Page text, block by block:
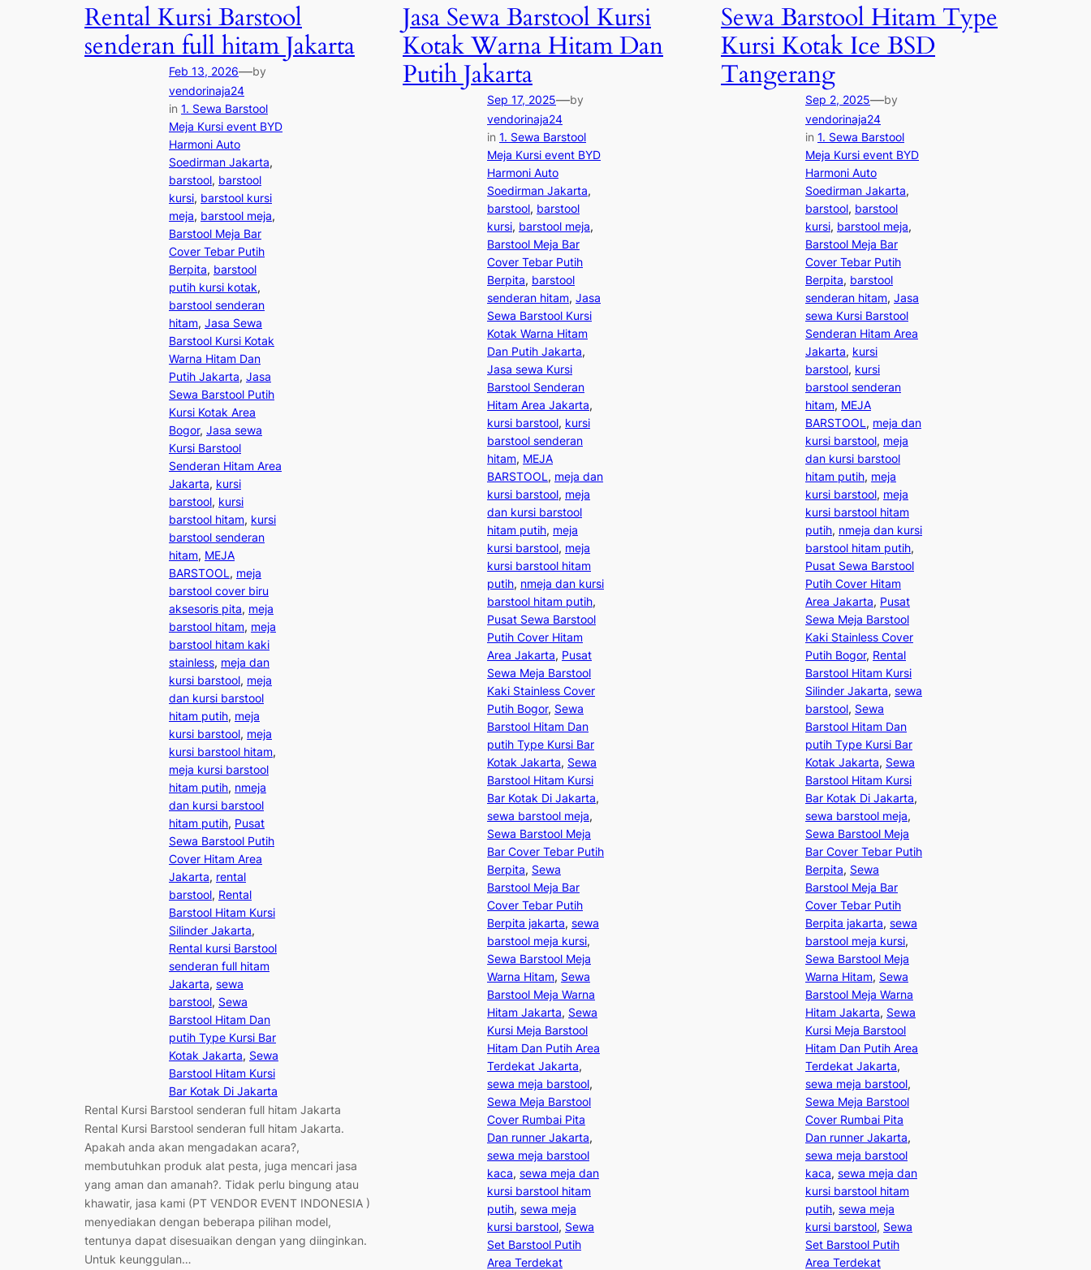
Rental Kursi Barstool
senderan full hitam Jakarta
Feb 13, 2026—by
vendorinaja24
in 1. Sewa Barstool
Meja Kursi event BYD
Harmoni Auto
Soedirman Jakarta
barstool, barstool
kursi, barstool kursi
meja, barstool meja
Barstool Meja Bar
Cover Tebar Putih
Berpita, barstool
putih kursi kotak
barstool senderan
hitam, Jasa Sewa
Barstool Kursi Kotak
Warna Hitam Dan
Putih Jakarta, Jasa
Sewa Barstool Putih
Kursi Kotak Area
Bogor, Jasa sewa
Kursi Barstool
Senderan Hitam Area
Jakarta, kursi
barstool, kursi
barstool hitam, kursi
barstool senderan
hitam, MEJA
BARSTOOL, meja
barstool cover biru
aksesoris pita, meja
barstool hitam, meja
barstool hitam kaki
stainless, meja dan
kursi barstool, meja
dan kursi barstool
hitam putih, meja
kursi barstool, meja
kursi barstool hitam
meja kursi barstool
hitam putih, nmeja
dan kursi barstool
hitam putih, Pusat
Sewa Barstool Putih
Cover Hitam Area
Jakarta, rental
barstool, Rental
Barstool Hitam Kursi
Silinder Jakarta
Rental kursi Barstool
senderan full hitam
Jakarta, sewa
barstool, Sewa
Barstool Hitam Dan
putih Type Kursi Bar
Kotak Jakarta, Sewa
Barstool Hitam Kursi
Bar Kotak Di Jakarta
Rental Kursi Barstool senderan full hitam Jakarta
Rental Kursi Barstool senderan full hitam Jakarta.
Apakah anda akan mengadakan acara?,
membutuhkan produk alat pesta, juga mencari jasa
yang aman dan amanah?. Tidak perlu bingung atau
khawatir, jasa kami (PT VENDOR EVENT INDONESIA )
menyediakan dengan beberapa pilihan model,
tentunya dapat disesuaikan dengan yang diinginkan.
Untuk keunggulan…
Jasa Sewa Barstool Kursi
Kotak Warna Hitam Dan
Putih Jakarta
Sep 17, 2025—by
vendorinaja24
in 1. Sewa Barstool
Meja Kursi event BYD
Harmoni Auto
Soedirman Jakarta
barstool, barstool
kursi, barstool meja
Barstool Meja Bar
Cover Tebar Putih
Berpita, barstool
senderan hitam, Jasa
Sewa Barstool Kursi
Kotak Warna Hitam
Dan Putih Jakarta
Jasa sewa Kursi
Barstool Senderan
Hitam Area Jakarta
kursi barstool, kursi
barstool senderan
hitam, MEJA
BARSTOOL, meja dan
kursi barstool, meja
dan kursi barstool
hitam putih, meja
kursi barstool, meja
kursi barstool hitam
putih, nmeja dan kursi
barstool hitam putih
Pusat Sewa Barstool
Putih Cover Hitam
Area Jakarta, Pusat
Sewa Meja Barstool
Kaki Stainless Cover
Putih Bogor, Sewa
Barstool Hitam Dan
putih Type Kursi Bar
Kotak Jakarta, Sewa
Barstool Hitam Kursi
Bar Kotak Di Jakarta
sewa barstool meja
Sewa Barstool Meja
Bar Cover Tebar Putih
Berpita, Sewa
Barstool Meja Bar
Cover Tebar Putih
Berpita jakarta, sewa
barstool meja kursi
Sewa Barstool Meja
Warna Hitam, Sewa
Barstool Meja Warna
Hitam Jakarta, Sewa
Kursi Meja Barstool
Hitam Dan Putih Area
Terdekat Jakarta
sewa meja barstool
Sewa Meja Barstool
Cover Rumbai Pita
Dan runner Jakarta
sewa meja barstool
kaca, sewa meja dan
kursi barstool hitam
putih, sewa meja
kursi barstool, Sewa
Set Barstool Putih
Area Terdekat
Sewa Barstool Hitam Type
Kursi Kotak Ice BSD
Tangerang
Sep 2, 2025—by
vendorinaja24
in 1. Sewa Barstool
Meja Kursi event BYD
Harmoni Auto
Soedirman Jakarta
barstool, barstool
kursi, barstool meja
Barstool Meja Bar
Cover Tebar Putih
Berpita, barstool
senderan hitam, Jasa
sewa Kursi Barstool
Senderan Hitam Area
Jakarta, kursi
barstool, kursi
barstool senderan
hitam, MEJA
BARSTOOL, meja dan
kursi barstool, meja
dan kursi barstool
hitam putih, meja
kursi barstool, meja
kursi barstool hitam
putih, nmeja dan kursi
barstool hitam putih
Pusat Sewa Barstool
Putih Cover Hitam
Area Jakarta, Pusat
Sewa Meja Barstool
Kaki Stainless Cover
Putih Bogor, Rental
Barstool Hitam Kursi
Silinder Jakarta, sewa
barstool, Sewa
Barstool Hitam Dan
putih Type Kursi Bar
Kotak Jakarta, Sewa
Barstool Hitam Kursi
Bar Kotak Di Jakarta
sewa barstool meja
Sewa Barstool Meja
Bar Cover Tebar Putih
Berpita, Sewa
Barstool Meja Bar
Cover Tebar Putih
Berpita jakarta, sewa
barstool meja kursi
Sewa Barstool Meja
Warna Hitam, Sewa
Barstool Meja Warna
Hitam Jakarta, Sewa
Kursi Meja Barstool
Hitam Dan Putih Area
Terdekat Jakarta
sewa meja barstool
Sewa Meja Barstool
Cover Rumbai Pita
Dan runner Jakarta
sewa meja barstool
kaca, sewa meja dan
kursi barstool hitam
putih, sewa meja
kursi barstool, Sewa
Set Barstool Putih
Area Terdekat